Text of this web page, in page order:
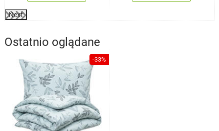
Next
Ostatnio oglądane
-33%